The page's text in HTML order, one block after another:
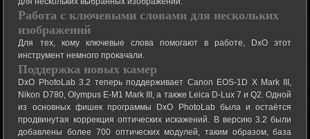
Работа с ключевыми словами для нескольких
изображений
Для тех, кому ключевые слова помогают в работе, DxO этот
инструмент немного прокачали.
Поддержка новых камер
DxO PhotoLab 3.2 теперь поддерживает Canon EOS-1D X Mark III,
Nikon D780, Olympus E-M1 Mark III, а также Leica D-Lux 7 и Q2. Одной
из основных фишек программы DxO PhotoLab была и остаётся
продвинутая коррекция оптических искажений. В версию 3.2 были
добавлены более 700 оптических модулей, таким образом, база